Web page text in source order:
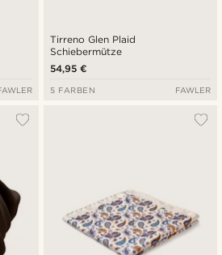
Tirreno Glen Plaid
Schiebermütze
54,95 €
5 FARBEN FAWLER